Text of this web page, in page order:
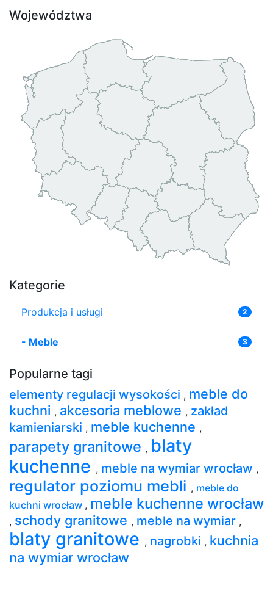
Województwa
Kategorie
Produkcja i usługi 2
- Meble 3
Popularne tagi
elementy regulacji wysokości , meble do
kuchni , akcesoria meblowe , zakład
kamieniarski , meble kuchenne ,
parapety granitowe , blaty
kuchenne , meble na wymiar wrocław ,
regulator poziomu mebli , meble do
kuchni wrocław , meble kuchenne wrocław
, schody granitowe , meble na wymiar ,
blaty granitowe , nagrobki , kuchnia
na wymiar wrocław